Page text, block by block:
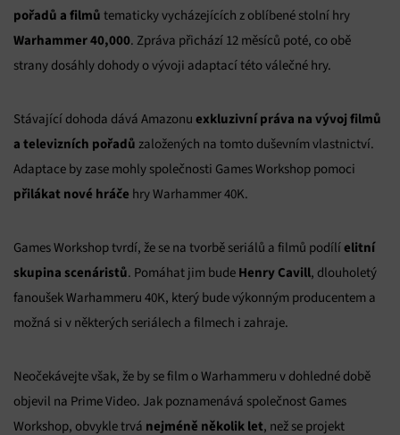
pořadů a filmů tematicky vycházejících z oblíbené stolní hry
Warhammer 40,000. Zpráva přichází 12 měsíců poté, co obě
strany dosáhly dohody o vývoji adaptací této válečné hry.
Stávající dohoda dává Amazonu exkluzivní práva na vývoj filmů
a televizních pořadů založených na tomto duševním vlastnictví.
Adaptace by zase mohly společnosti Games Workshop pomoci
přilákat nové hráče hry Warhammer 40K.
Games Workshop tvrdí, že se na tvorbě seriálů a filmů podílíelitní
skupina scenáristů. Pomáhat jim bude Henry Cavill, dlouholetý
fanoušek Warhammeru 40K, který bude výkonným producentem a
možná si v některých seriálech a filmech i zahraje.
Neočekávejte však, že by se film o Warhammeru v dohledné době
objevil na Prime Video. Jak poznamenává společnost Games
Workshop, obvykle trvá nejméně několik let, než se projekt